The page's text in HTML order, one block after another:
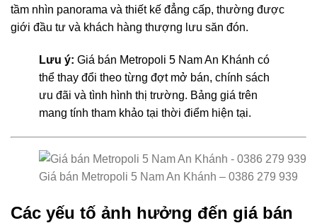
tầm nhìn panorama và thiết kế đẳng cấp, thường được
giới đầu tư và khách hàng thượng lưu săn đón.
Lưu ý: Giá bán Metropoli 5 Nam An Khánh có
thể thay đổi theo từng đợt mở bán, chính sách
ưu đãi và tình hình thị trường. Bảng giá trên
mang tính tham khảo tại thời điểm hiện tại.
Giá bán Metropoli 5 Nam An Khánh – 0386 279 939
Các yếu tố ảnh hưởng đến giá bán